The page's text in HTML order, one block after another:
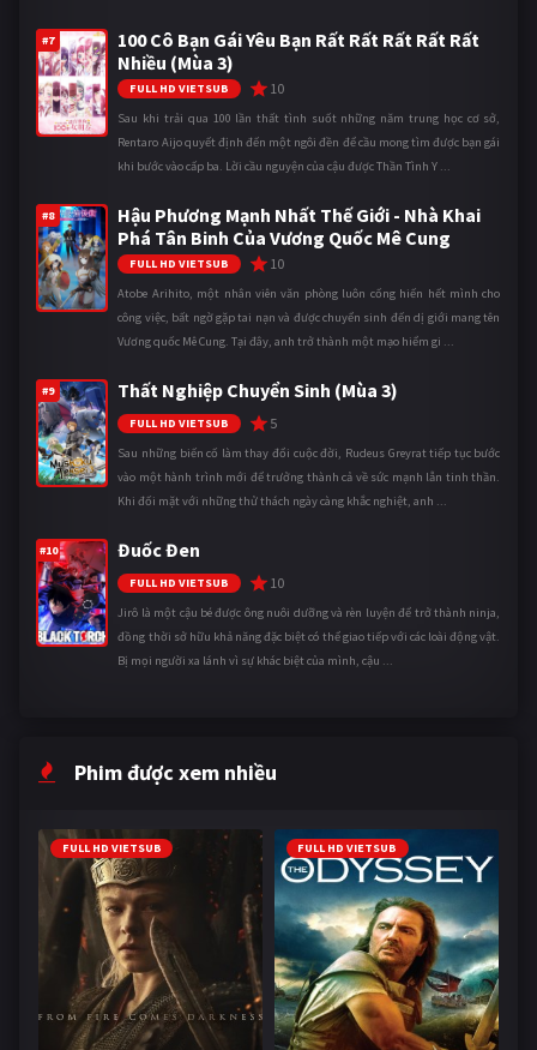
#7
100 Cô Bạn Gái Yêu Bạn Rất Rất Rất Rất Rất
Nhiều (Mùa 3)
FULL HD VIETSUB 10
Sau khi trải qua 100 lần thất tình suốt những năm trung học cơ sở,
Rentaro Aijo quyết định đến một ngôi đền để cầu mong tìm được bạn gái
khi bước vào cấp ba. Lời cầu nguyện của cậu được Thần Tình Y ...
#8
Hậu Phương Mạnh Nhất Thế Giới - Nhà Khai
Phá Tân Binh Của Vương Quốc Mê Cung
FULL HD VIETSUB 10
Atobe Arihito, một nhân viên văn phòng luôn cống hiến hết mình cho
công việc, bất ngờ gặp tai nạn và được chuyển sinh đến dị giới mang tên
Vương quốc Mê Cung. Tại đây, anh trở thành một mạo hiểm gi ...
#9 Thất Nghiệp Chuyển Sinh (Mùa 3)
FULL HD VIETSUB 5
Sau những biến cố làm thay đổi cuộc đời, Rudeus Greyrat tiếp tục bước
vào một hành trình mới để trưởng thành cả về sức mạnh lẫn tinh thần.
Khi đối mặt với những thử thách ngày càng khắc nghiệt, anh ...
#10 Đuốc Đen
FULL HD VIETSUB 10
Jirô là một cậu bé được ông nuôi dưỡng và rèn luyện để trở thành ninja,
đồng thời sở hữu khả năng đặc biệt có thể giao tiếp với các loài động vật.
Bị mọi người xa lánh vì sự khác biệt của mình, cậu ...
Phim được xem nhiều
FULL HD VIETSUB FULL HD VIETSUB